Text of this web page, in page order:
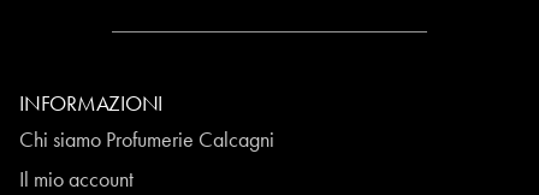
INFORMAZIONI
Chi siamo Profumerie Calcagni
Il mio account